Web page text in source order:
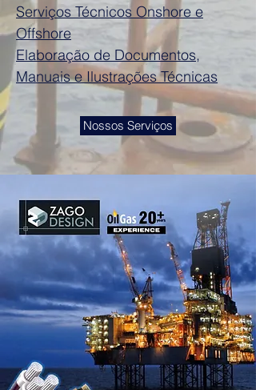
Serviços Técnicos Onshore e
Offshore
Elaboração de Documentos,
Manuais e Ilustrações Técnicas
Nossos Serviços